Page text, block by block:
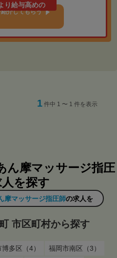
り給与高めの
介してもらう
1 件中 1 〜 1 件を表示
ん摩マッサージ指圧
を探す
摩マッサージ指圧師の求人を
市区町村から探す
多区（4）
福岡市南区（3）